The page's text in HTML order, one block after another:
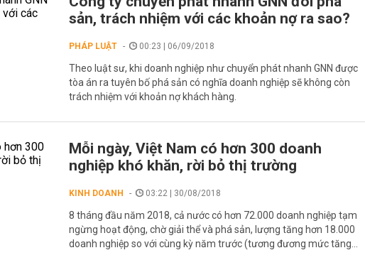
sản, trách nhiệm với các khoản nợ ra sao?
PHÁP LUẬT 00:23 | 06/09/2018
Theo luật sư, khi doanh nghiệp như chuyển phát nhanh GNN được
tòa án ra tuyên bố phá sản có nghĩa doanh nghiệp sẽ không còn
trách nhiệm với khoản nợ khách hàng.
Mỗi ngày, Việt Nam có hơn 300 doanh
nghiệp khó khăn, rời bỏ thị trường
KINH DOANH 03:22 | 30/08/2018
8 tháng đầu năm 2018, cả nước có hơn 72.000 doanh nghiệp tạm
ngừng hoạt động, chờ giải thể và phá sản, lượng tăng hơn 18.000
doanh nghiệp so với cùng kỳ năm trước (tương đương mức tăng...